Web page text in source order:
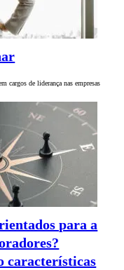
cargos de liderança nas empresas
para a
características